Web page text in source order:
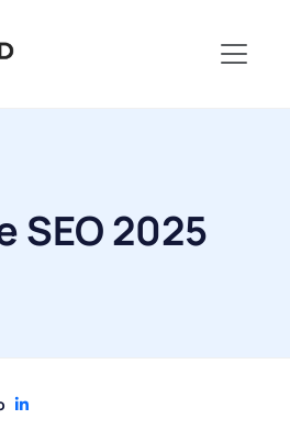
SEO 2025